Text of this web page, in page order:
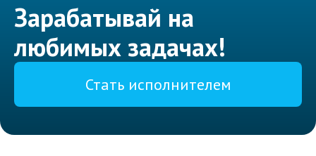
Зарабатывай на
любимых задачах!
Стать исполнителем